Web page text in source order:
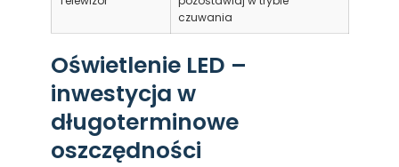
czuwania
Oświetlenie LED –
inwestycja w
długoterminowe
oszczędności